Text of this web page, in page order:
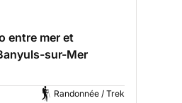
entre mer et
sur-Mer
Randonnée / Trek